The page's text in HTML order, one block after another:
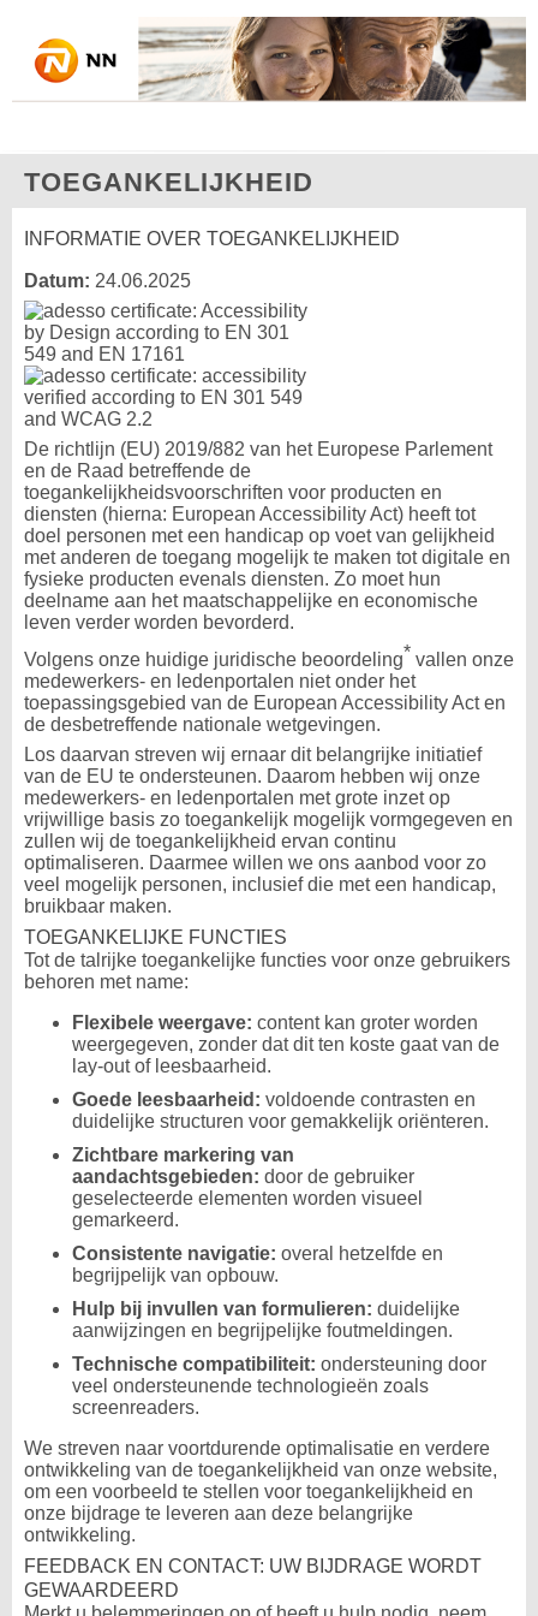
TOEGANKELIJKHEID
INFORMATIE OVER TOEGANKELIJKHEID
Datum: 24.06.2025
De richtlijn (EU) 2019/882 van het Europese Parlement
en de Raad betreffende de
toegankelijkheidsvoorschriften voor producten en
diensten (hierna: European Accessibility Act) heeft tot
doel personen met een handicap op voet van gelijkheid
met anderen de toegang mogelijk te maken tot digitale en
fysieke producten evenals diensten. Zo moet hun
deelname aan het maatschappelijke en economische
leven verder worden bevorderd.
Volgens onze huidige juridische beoordeling* vallen onze
medewerkers- en ledenportalen niet onder het
toepassingsgebied van de European Accessibility Act en
de desbetreffende nationale wetgevingen.
Los daarvan streven wij ernaar dit belangrijke initiatief
van de EU te ondersteunen. Daarom hebben wij onze
medewerkers- en ledenportalen met grote inzet op
vrijwillige basis zo toegankelijk mogelijk vormgegeven en
zullen wij de toegankelijkheid ervan continu
optimaliseren. Daarmee willen we ons aanbod voor zo
veel mogelijk personen, inclusief die met een handicap,
bruikbaar maken.
TOEGANKELIJKE FUNCTIES
Tot de talrijke toegankelijke functies voor onze gebruikers
behoren met name:
Flexibele weergave: content kan groter worden
weergegeven, zonder dat dit ten koste gaat van de
lay-out of leesbaarheid.
Goede leesbaarheid: voldoende contrasten en
duidelijke structuren voor gemakkelijk oriënteren.
Zichtbare markering van
aandachtsgebieden: door de gebruiker
geselecteerde elementen worden visueel
gemarkeerd.
Consistente navigatie: overal hetzelfde en
begrijpelijk van opbouw.
Hulp bij invullen van formulieren: duidelijke
aanwijzingen en begrijpelijke foutmeldingen.
Technische compatibiliteit: ondersteuning door
veel ondersteunende technologieën zoals
screenreaders.
We streven naar voortdurende optimalisatie en verdere
ontwikkeling van de toegankelijkheid van onze website,
om een voorbeeld te stellen voor toegankelijkheid en
onze bijdrage te leveren aan deze belangrijke
ontwikkeling.
FEEDBACK EN CONTACT: UW BIJDRAGE WORDT
GEWAARDEERD